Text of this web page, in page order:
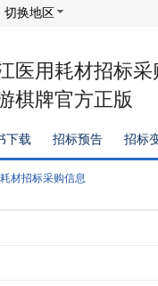
切换地区
医用耗材招标采
棋牌官方正版
下载 招标预告 招标
材招标采购信息